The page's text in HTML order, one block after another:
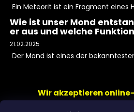
Ein Meteorit ist ein Fragment eines
Wie ist unser Mond
er aus und welche
21.02.2025
Der Mond ist eines der
Wir akzeptieren